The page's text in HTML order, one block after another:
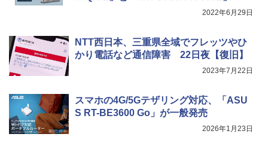
2022年6月29日
NTT西日本、三重県全域でフレッツやひ
かり電話など通信障害 22日夜【復旧】
2023年7月22日
スマホの4G/5Gテザリング対応、「ASU
S RT-BE3600 Go」が一般発売
2026年1月23日